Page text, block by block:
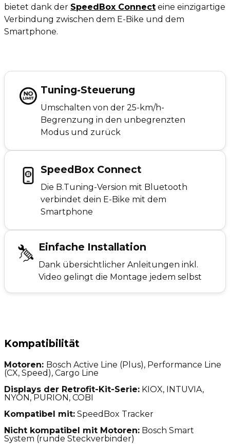
bietet dank der SpeedBox Connect eine einzigartige
Verbindung zwischen dem E-Bike und dem
Smartphone.
Tuning-Steuerung
Umschalten von der 25-km/h-
Begrenzung in den unbegrenzten
Modus und zurück
SpeedBox Connect
Die B.Tuning-Version mit Bluetooth
verbindet dein E-Bike mit dem
Smartphone
Einfache Installation
Dank übersichtlicher Anleitungen inkl.
Video gelingt die Montage jedem selbst
Kompatibilität
Motoren: Bosch Active Line (Plus), Performance Line
(CX, Speed), Cargo Line
Displays der Retrofit-Kit-Serie: KIOX, INTUVIA,
NYON, PURION, COBI
Kompatibel mit: SpeedBox Tracker
Nicht kompatibel mit Motoren: Bosch Smart
System (runde Steckverbinder)